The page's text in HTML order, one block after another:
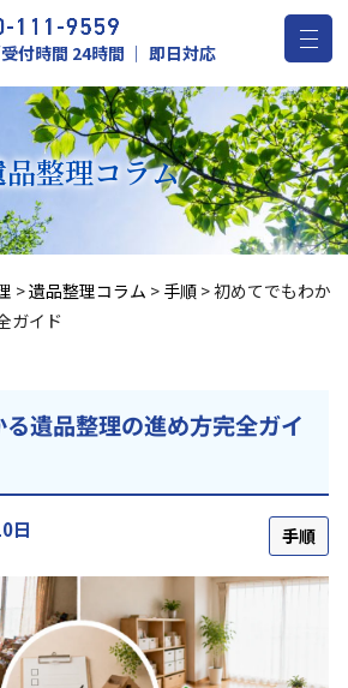
付時間 24時間 ｜ 即日対応
整理コラム
>遺品整理コラム > 手順 >初めてでもわか
ガイド
遺品整理の進め方完全ガイ
日 手順